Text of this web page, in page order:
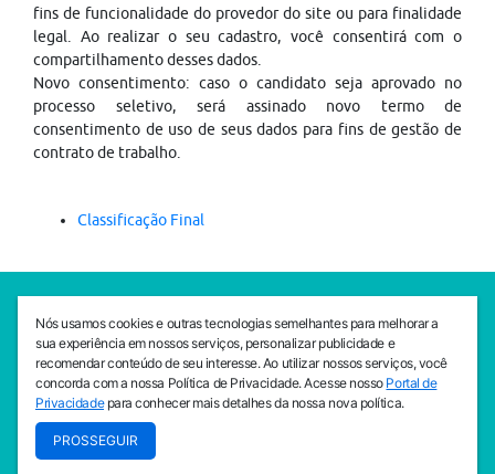
fins de funcionalidade do provedor do site ou para finalidade
legal. Ao realizar o seu cadastro, você consentirá com o
compartilhamento desses dados.
Novo consentimento: caso o candidato seja aprovado no
processo seletivo, será assinado novo termo de
consentimento de uso de seus dados para fins de gestão de
contrato de trabalho.
Classificação Final
SEDE CEJAM
Av. da Liberdade, 765, Liberdade, São Paulo, 01503-001
(11) 3469 - 1818
INSTITUTO CEJAM
Av. da Liberdade, 765, Liberdade, São Paulo, 01503-001
Nós usamos cookies e outras tecnologias semelhantes para melhorar a
sua experiência em nossos serviços, personalizar publicidade e
recomendar conteúdo de seu interesse. Ao utilizar nossos serviços, você
concorda com a nossa Política de Privacidade. Acesse nosso Portal de
Privacidadepara conhecer mais detalhes da nossa nova política.
PROSSEGUIR